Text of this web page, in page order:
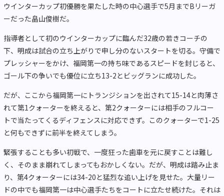
ウインターカップ初優勝を果たした時の中心選手で5月までBリーガ
ーだった畠山俊樹だ。
指導者として初のウインターカップに臨んだ32歳の若きコーチの
下、明成は試合の立ち上がりで申し分のないスタートを切る。守備で
プレッシャーをかけ、福岡第一の持ち味であるスピードを封じると、
ゴール下の争いでも優位に立ち13-2とビッグランに成功した。
だが、ここから福岡第一にトランジションを出されて15-14と肉薄さ
れて第1クォーターを終えると、第2クォーターには相手のフルコー
トで当たってくるディフェンスに対応できず。このクォーターで1-25
と何もできずに前半を終えてしまう。
緊張することも多い初戦で、一度狂った歯車を元に戻すことは難し
く、そのまま崩れてしまってもおかしくない。だが、明成は踏み止ま
り、第4クォーターには34-20と猛烈な追い上げを見せた。大量リー
ドの中でも福岡第一は中心選手たちをコートに立たせ続けた。それは